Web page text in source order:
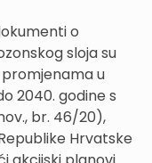
o
sloja su
u
2040. godine s
br. 46/20),
Hrvatske